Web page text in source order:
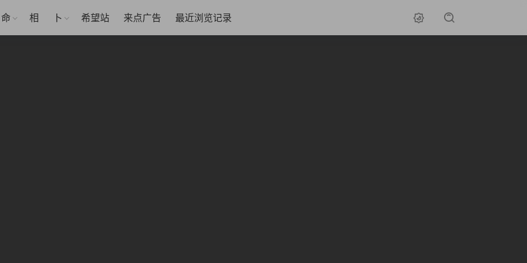
命 相 卜 希望站 来点广告 最近浏览记录